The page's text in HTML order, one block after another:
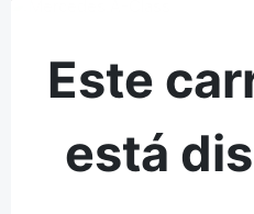
Este
está